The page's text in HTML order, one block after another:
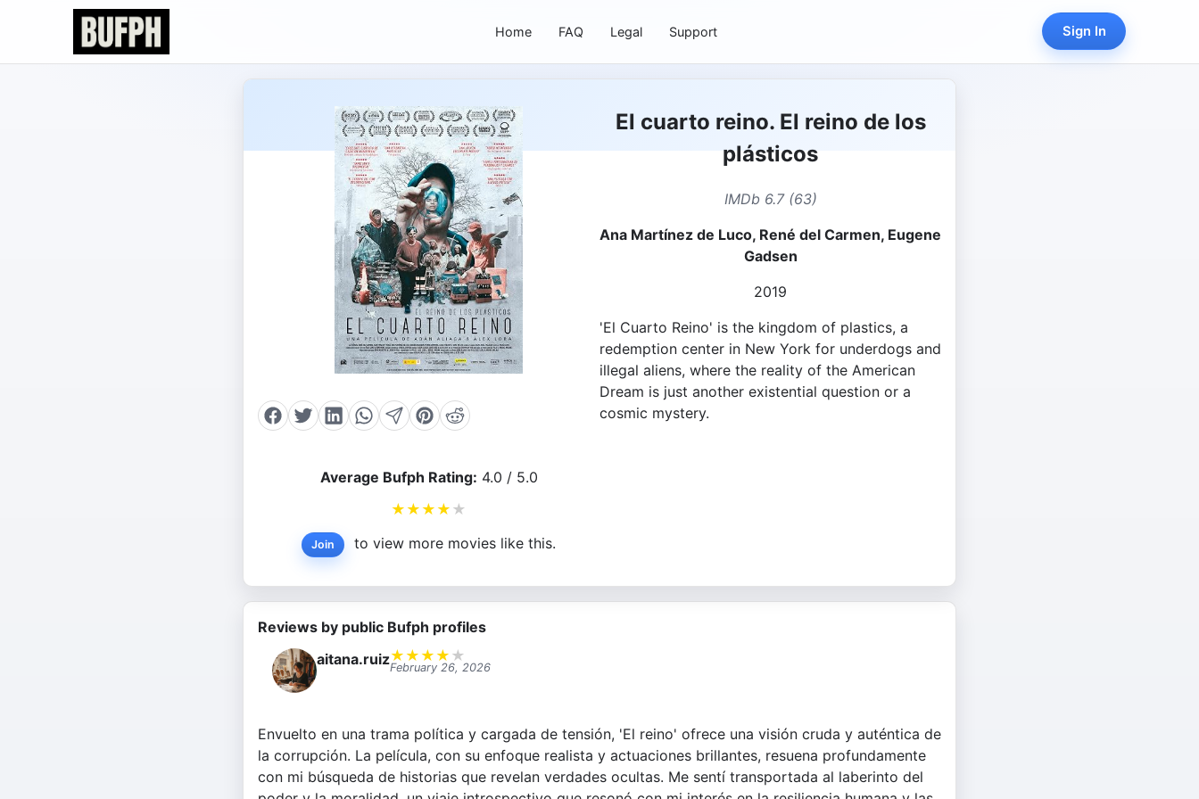
Home FAQ Legal Support Sign In
Average Bufph Rating: 4.0 / 5.0
★ ★ ★ ★ ★
Join to view more movies like this.
El cuarto reino. El reino de los
plásticos
IMDb 6.7 (63)
Ana Martínez de Luco, René del Carmen, Eugene
Gadsen
2019
'El Cuarto Reino' is the kingdom of plastics, a
redemption center in New York for underdogs and
illegal aliens, where the reality of the American
Dream is just another existential question or a
cosmic mystery.
Reviews by public Bufph profiles
aitana.ruiz★ ★ ★ ★ ★
February 26, 2026
Envuelto en una trama política y cargada de tensión, 'El reino' ofrece una visión cruda y auténtica de
la corrupción. La película, con su enfoque realista y actuaciones brillantes, resuena profundamente
con mi búsqueda de historias que revelan verdades ocultas. Me sentí transportada al laberinto del